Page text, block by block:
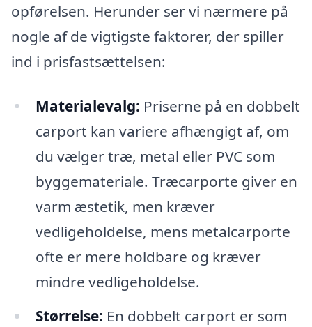
opførelsen. Herunder ser vi nærmere på
nogle af de vigtigste faktorer, der spiller
ind i prisfastsættelsen:
Materialevalg: Priserne på en dobbelt
carport kan variere afhængigt af, om
du vælger træ, metal eller PVC som
byggemateriale. Træcarporte giver en
varm æstetik, men kræver
vedligeholdelse, mens metalcarporte
ofte er mere holdbare og kræver
mindre vedligeholdelse.
Størrelse: En dobbelt carport er som